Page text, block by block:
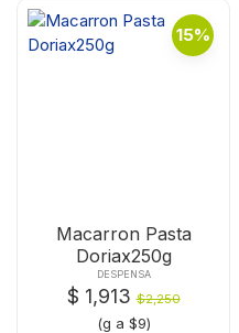
15%
Macarron Pasta
Doriax250g
DESPENSA
$ 1,913$2,250
(g a $9)